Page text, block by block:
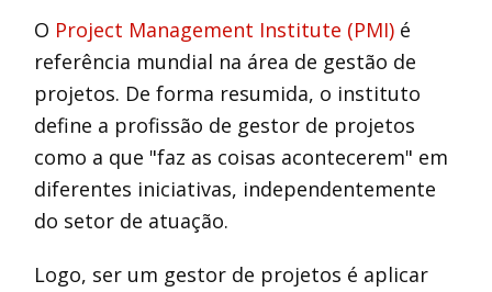
O Project Management Institute (PMI) é
referência mundial na área de gestão de
projetos. De forma resumida, o instituto
define a profissão de gestor de projetos
como a que "faz as coisas acontecerem" em
diferentes iniciativas, independentemente
do setor de atuação.
Logo, ser um gestor de projetos é aplicar